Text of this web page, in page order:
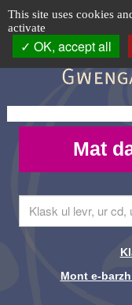
Cookie management
This site uses cookies
activate
OK, accept all
Quart
d'heure
de
lecture
Logo
top-
BR
de langue
Mon
compte-
Mat da
c’houzout
Mat
Br
Liens de
Mont e-